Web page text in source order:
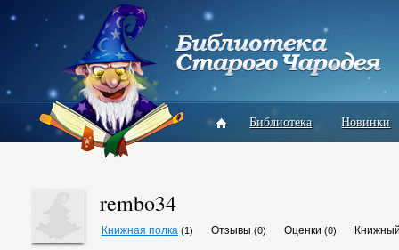
Библиотека Новинки
rembo34
Книжная полка (1) Отзывы (0) Оценки (0)